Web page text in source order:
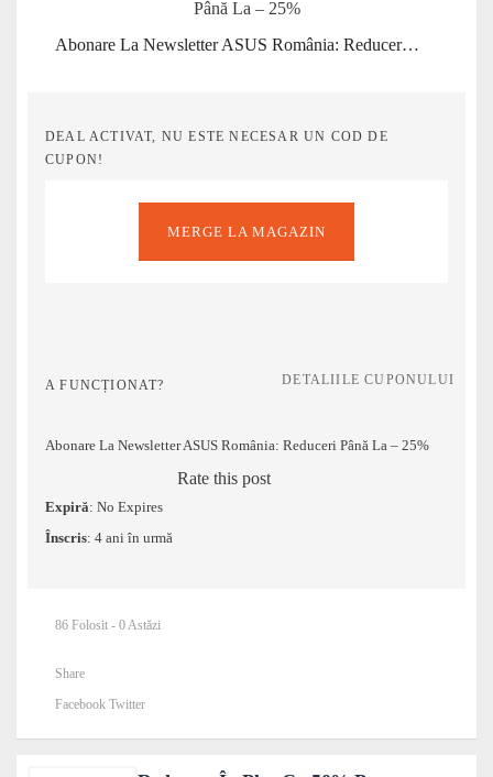
Abonare La Newsletter ASUS România: Reduceri Până La – 25%
DEAL ACTIVAT, NU ESTE NECESAR UN COD DE
CUPON!
MERGE LA MAGAZIN
A FUNCȚIONAT? DETALIILE CUPONULUI
Abonare La Newsletter ASUS România: Reduceri Până La – 25%
Rate this post
Expiră: No Expires
Înscris: 4 ani în urmă
86 Folosit - 0 Astăzi
Share
Facebook Twitter